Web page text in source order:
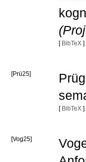
[ BibTeX ]
[Prü25]
[ BibTeX ]
[Vog25]